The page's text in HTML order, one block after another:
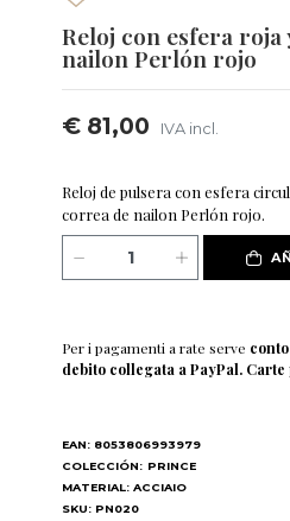
Reloj con esfera roja
nailon Perlón rojo
€ 81,00 IVA incl.
Reloj de pulsera con esfera
correa de nailon Perlón rojo.
Per i pagamenti a rate serve
debito collegata a PayPal.
EAN: 8053806993979
COLECCIÓN: PRINCE
MATERIAL: ACCIAIO
SKU: PN020